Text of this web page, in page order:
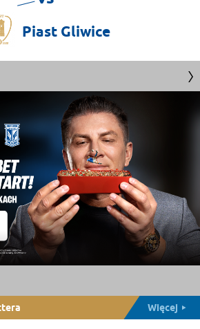
Piast Gliwice
Więcej